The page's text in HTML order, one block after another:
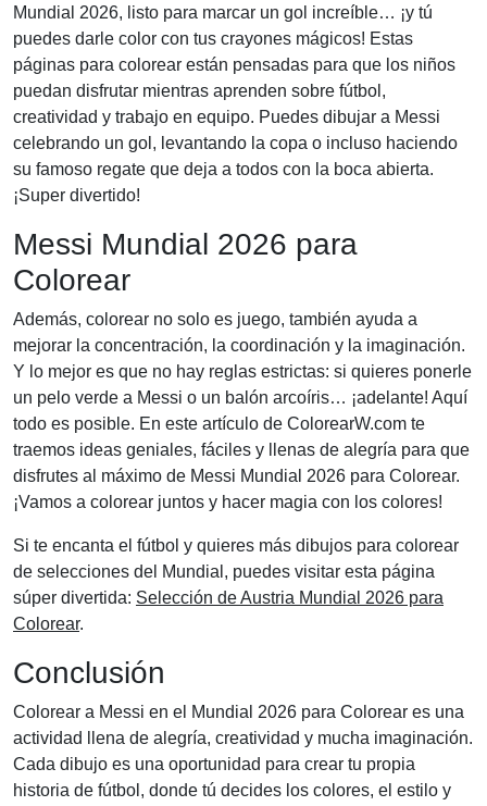
Mundial 2026, listo para marcar un gol increíble… ¡y tú
puedes darle color con tus crayones mágicos! Estas
páginas para colorear están pensadas para que los niños
puedan disfrutar mientras aprenden sobre fútbol,
creatividad y trabajo en equipo. Puedes dibujar a Messi
celebrando un gol, levantando la copa o incluso haciendo
su famoso regate que deja a todos con la boca abierta.
¡Super divertido!
Messi Mundial 2026 para
Colorear
Además, colorear no solo es juego, también ayuda a
mejorar la concentración, la coordinación y la imaginación.
Y lo mejor es que no hay reglas estrictas: si quieres ponerle
un pelo verde a Messi o un balón arcoíris… ¡adelante! Aquí
todo es posible. En este artículo de ColorearW.com te
traemos ideas geniales, fáciles y llenas de alegría para que
disfrutes al máximo de Messi Mundial 2026 para Colorear.
¡Vamos a colorear juntos y hacer magia con los colores!
Si te encanta el fútbol y quieres más dibujos para colorear
de selecciones del Mundial, puedes visitar esta página
súper divertida: Selección de Austria Mundial 2026 para
Colorear.
Conclusión
Colorear a Messi en el Mundial 2026 para Colorear es una
actividad llena de alegría, creatividad y mucha imaginación.
Cada dibujo es una oportunidad para crear tu propia
historia de fútbol, donde tú decides los colores, el estilo y